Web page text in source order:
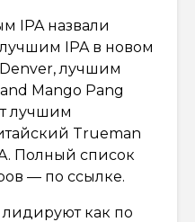
IPA назвали
лучшим IPA в новом
лучшим
Mango Pang
лучшим
Trueman
Полный список
— по ссылке.
как по